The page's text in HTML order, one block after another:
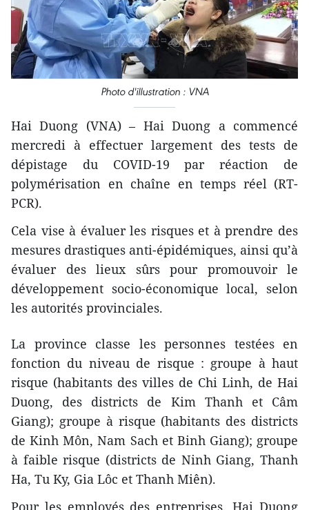
Photo d'illustration : VNA
Hai Duong (VNA) – Hai Duong a commencé
mercredi à effectuer largement des tests de
dépistage du COVID-19 par réaction de
polymérisation en chaîne en temps réel (RT-
PCR).
Cela vise à évaluer les risques et à prendre des
mesures drastiques anti-épidémiques, ainsi qu’à
évaluer des lieux sûrs pour promouvoir le
développement socio-économique local, selon
les autorités provinciales.
La province classe les personnes testées en
fonction du niveau de risque : groupe à haut
risque (habitants des villes de Chi Linh, de Hai
Duong, des districts de Kim Thanh et Câm
Giang); groupe à risque (habitants des districts
de Kinh Môn, Nam Sach et Binh Giang); groupe
à faible risque (districts de Ninh Giang, Thanh
Ha, Tu Ky, Gia Lôc et Thanh Miên).
Pour les employés des entreprises, Hai Duong